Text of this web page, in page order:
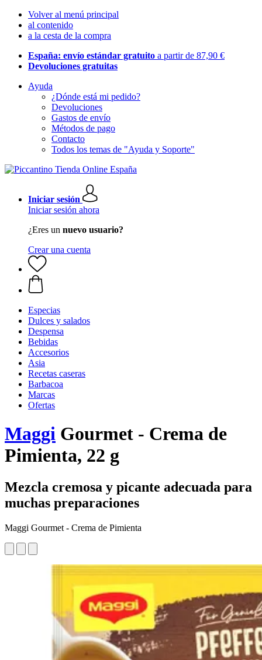
Volver al menú principal
al contenido
a la cesta de la compra
España: envío estándar gratuito a partir de 87,90 €
Devoluciones gratuitas
Ayuda
¿Dónde está mi pedido?
Devoluciones
Gastos de envío
Métodos de pago
Contacto
Todos los temas de "Ayuda y Soporte"
Iniciar sesión
Iniciar sesión ahora
¿Eres un nuevo usuario?
Crear una cuenta
Especias
Dulces y salados
Despensa
Bebidas
Accesorios
Asia
Recetas caseras
Barbacoa
Marcas
Ofertas
Maggi Gourmet - Crema de
Pimienta, 22 g
Mezcla cremosa y picante adecuada para
muchas preparaciones
Maggi Gourmet - Crema de Pimienta